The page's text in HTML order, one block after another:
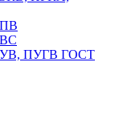
ПУГВ ГОСТ